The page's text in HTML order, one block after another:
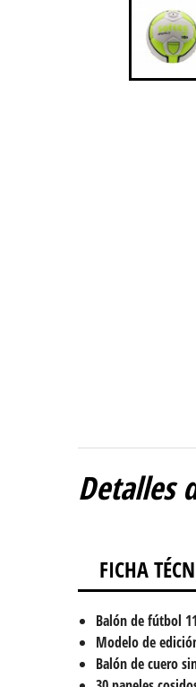
Detalles
FICHA
Balón de fútbol
Modelo de
Balón de cuero